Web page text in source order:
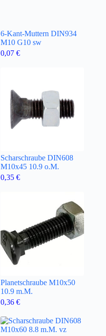
6-Kant-Muttern DIN934
M10 G10 sw
0,07 €
Scharschraube DIN608
M10x45 10.9 o.M.
0,35 €
Planetschraube M10x50
10.9 m.M.
0,36 €